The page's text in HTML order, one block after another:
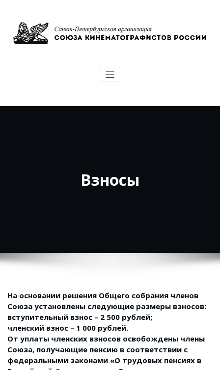
содержимому
Союз кинематографистов Санкт-
Петербурга
Взносы
На основании решения Общего собрания членов
Союза установлены следующие размеры взносов:
вступительный взнос – 2 500 рублей;
членский взнос – 1 000 рублей.
От уплаты членских взносов освобождены члены
Союза, получающие пенсию в соответствии с
федеральными законами «О трудовых пенсиях в